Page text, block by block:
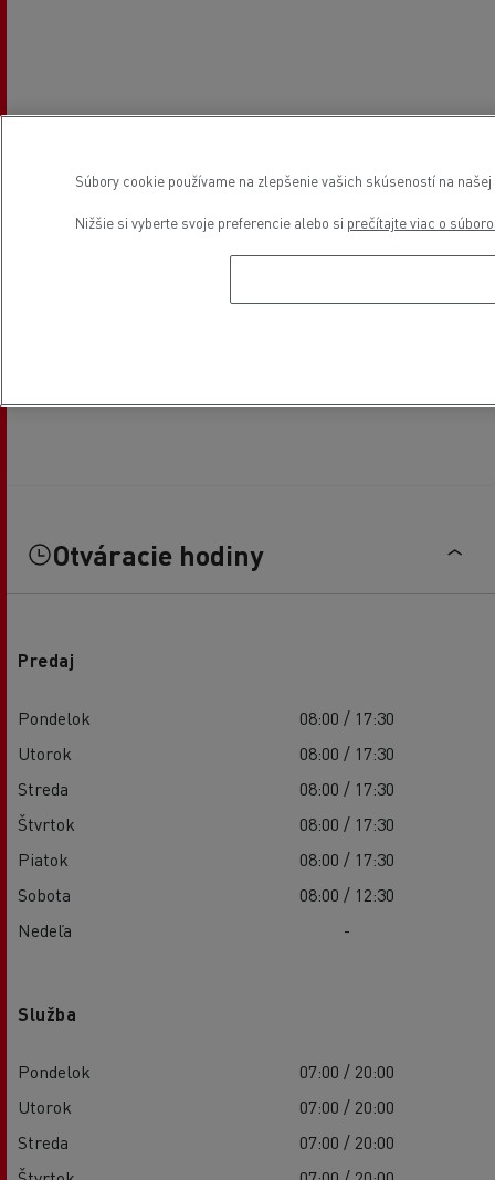
Otváracie hodiny
Predaj
Pondelok
08:00 / 17:30
Utorok
08:00 / 17:30
Streda
08:00 / 17:30
Štvrtok
08:00 / 17:30
Piatok
08:00 / 17:30
Sobota
08:00 / 12:30
Nedeľa
-
Služba
Pondelok
07:00 / 20:00
Utorok
07:00 / 20:00
Streda
07:00 / 20:00
Súbory cookie používame na zlepšenie vašich skúseností na
Nižšie si vyberte svoje preferencie alebo si prečítajte viac o